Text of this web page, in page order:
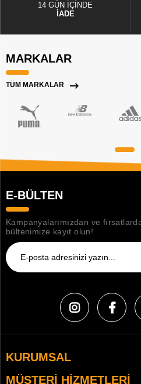
14 GÜN İÇİNDE
İADE
MARKALAR
TÜM MARKALAR
E-BÜLTEN
Kampanyalarımızdan ve
bültenimize kayıt olun!
KURUMSAL
MÜŞTERI HIZMETLERI